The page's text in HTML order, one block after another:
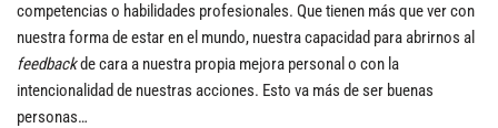
competencias o habilidades profesionales. Que tienen más que ver con
nuestra forma de estar en el mundo, nuestra capacidad para abrirnos al
feedbackde cara a nuestra propia mejora personal o con la
intencionalidad de nuestras acciones. Esto va más de ser buenas
personas…